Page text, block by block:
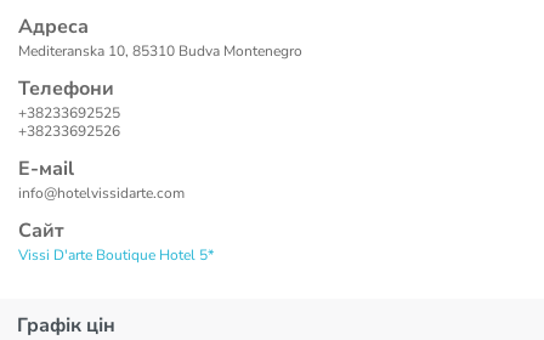
Адреса
Mediteranska 10, 85310 Budva Montenegro
Телефони
+38233692525
+38233692526
Е-маil
info@hotelvissidarte.com
Сайт
Vissi D'arte Boutique Hotel 5*
Графік цін